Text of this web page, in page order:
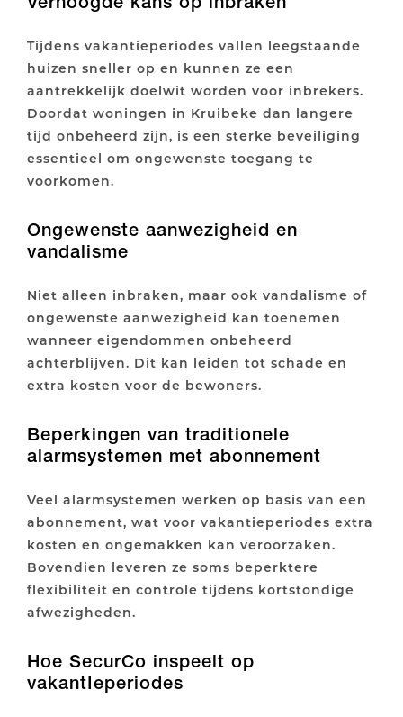
Tijdens vakantieperiodes vallen leegstaande
huizen sneller op en kunnen ze een
aantrekkelijk doelwit worden voor inbrekers.
Doordat woningen in Kruibeke dan langere
tijd onbeheerd zijn, is een sterke beveiliging
essentieel om ongewenste toegang te
voorkomen.
Ongewenste aanwezigheid en
vandalisme
Niet alleen inbraken, maar ook vandalisme of
ongewenste aanwezigheid kan toenemen
wanneer eigendommen onbeheerd
achterblijven. Dit kan leiden tot schade en
extra kosten voor de bewoners.
Beperkingen van traditionele
alarmsystemen met abonnement
Veel alarmsystemen werken op basis van een
abonnement, wat voor vakantieperiodes extra
kosten en ongemakken kan veroorzaken.
Bovendien leveren ze soms beperktere
flexibiliteit en controle tijdens kortstondige
afwezigheden.
Hoe SecurCo inspeelt op
vakantIeperiodes